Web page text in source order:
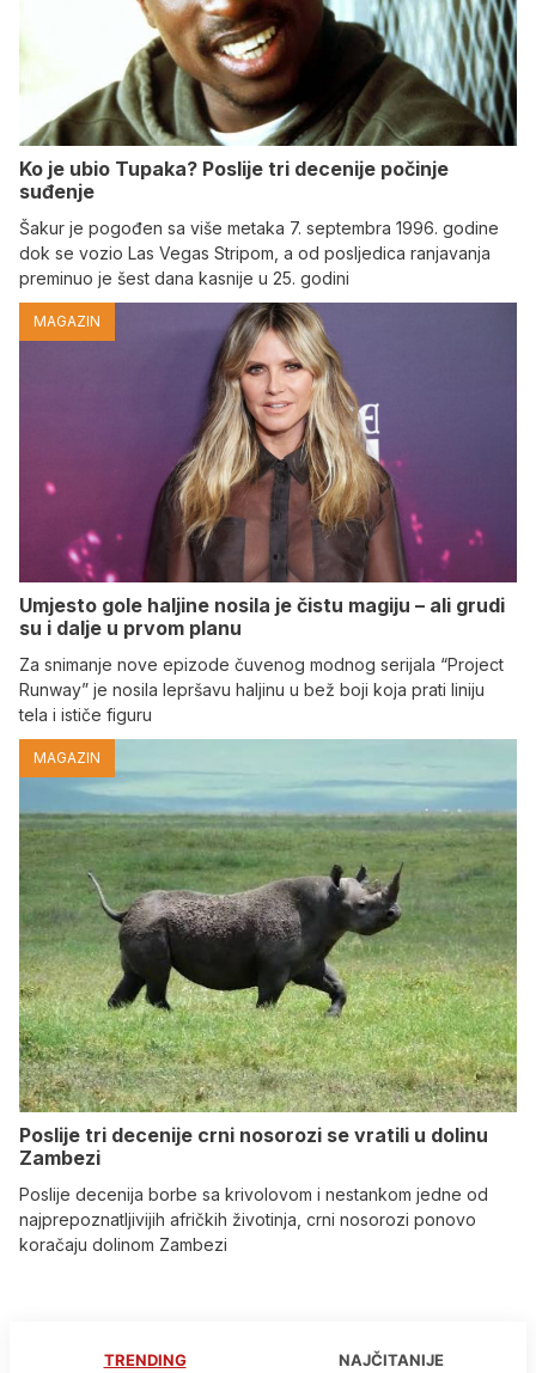
Ko je ubio Tupaka? Poslije tri decenije počinje
suđenje
Šakur je pogođen sa više metaka 7. septembra 1996. godine
dok se vozio Las Vegas Stripom, a od posljedica ranjavanja
preminuo je šest dana kasnije u 25. godini
MAGAZIN
Umjesto gole haljine nosila je čistu magiju – ali grudi
su i dalje u prvom planu
Za snimanje nove epizode čuvenog modnog serijala “Project
Runway” je nosila lepršavu haljinu u bež boji koja prati liniju
tela i ističe figuru
MAGAZIN
Poslije tri decenije crni nosorozi se vratili u dolinu
Zambezi
Poslije decenija borbe sa krivolovom i nestankom jedne od
najprepoznatljivijih afričkih životinja, crni nosorozi ponovo
koračaju dolinom Zambezi
TRENDING NAJČITANIJE